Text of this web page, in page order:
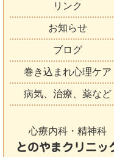
リンク
お知らせ
ブログ
巻き込まれ心理ケア
病気、治療、薬など
心療内科・精神科
とのやまクリニッ